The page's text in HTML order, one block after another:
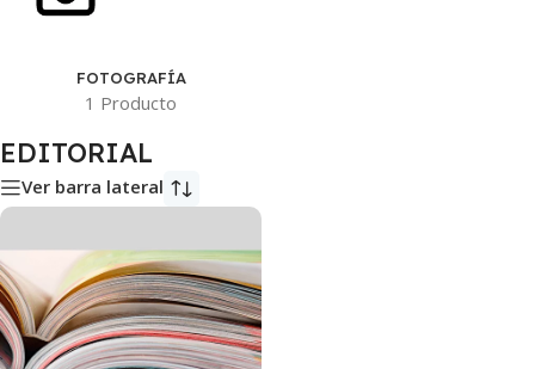
FOTOGRAFÍA
1 Producto
EDITORIAL
Ver barra lateral